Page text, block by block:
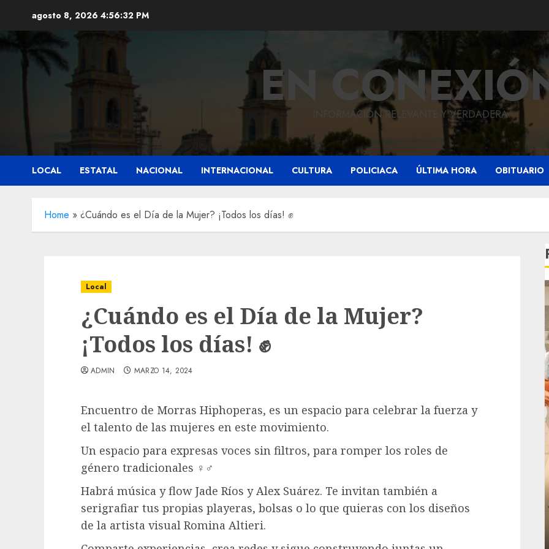
contenido
agosto 8, 2026 4:56:34 PM
ENINFORMACIÓN RELEVANTE Y VERDADERA.
LOCAL ESTATAL NACIONAL INTERNACIONAL CULTURA POLICIACA ÚLTIMA HORA OBITUARIO
Home » ¿Cuándo es el Día de la Mujer? ¡Todos los días! ✊
Local
¿Cuándo es el Día de la Mujer?
¡Todos los días! ✊
ADMIN MARZO 14, 2024
Encuentro de Morras Hiphoperas, es un espacio para celebrar la fuerza y
el talento de las mujeres en este movimiento.
Un espacio para expresas voces sin filtros, para romper los roles de
género tradicionales ♀️‍♂️
Habrá música y flow Jade Ríos y Alex Suárez. Te invitan también a
serigrafiar tus propias playeras, bolsas o lo que quieras con los diseños
de la artista visual Romina Altieri.
Local
Obra de pavimentación de San Marcial será
mejorada. Interviene CASF
Local
Reviven la historia de Fortín, con exposición